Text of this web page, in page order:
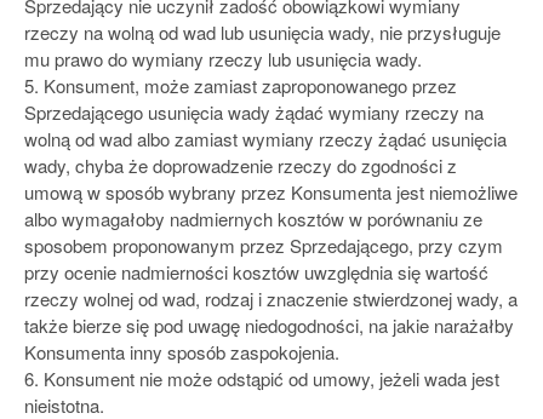
rzeczy na wolną od wad lub usunięcia wady, nie przysługuje
mu prawo do wymiany rzeczy lub usunięcia wady.
5. Konsument, może zamiast zaproponowanego przez
Sprzedającego usunięcia wady żądać wymiany rzeczy na
wolną od wad albo zamiast wymiany rzeczy żądać usunięcia
wady, chyba że doprowadzenie rzeczy do zgodności z
umową w sposób wybrany przez Konsumenta jest niemożliwe
albo wymagałoby nadmiernych kosztów w porównaniu ze
sposobem proponowanym przez Sprzedającego, przy czym
przy ocenie nadmierności kosztów uwzględnia się wartość
rzeczy wolnej od wad, rodzaj i znaczenie stwierdzonej wady, a
także bierze się pod uwagę niedogodności, na jakie narażałby
Konsumenta inny sposób zaspokojenia.
6. Konsument nie może odstąpić od umowy, jeżeli wada jest
nieistotna.